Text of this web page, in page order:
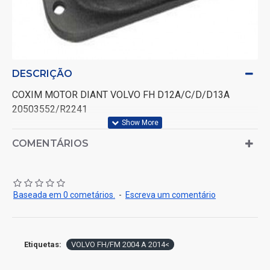
DESCRIÇÃO
COXIM MOTOR DIANT VOLVO FH D12A/C/D/D13A
20503552/R2241
COMENTÁRIOS
Baseada em 0 cometários. - Escreva um comentário
Etiquetas: VOLVO FH/FM 2004 A 2014<